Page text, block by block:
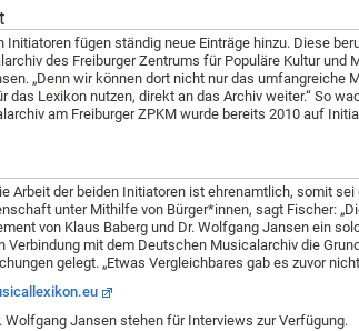
Initiatoren fügen ständig neue Einträge hinzu. Diese
des Freiburger Zentrums für Populäre Kultur und
„Denn wir können dort nicht nur das umfangreiche
Lexikon nutzen, direkt an das Archiv weiter.“ So
am Freiburger ZPKM wurde bereits 2010 auf
Arbeit der beiden Initiatoren ist ehrenamtlich, somit sei
unter Mithilfe von Bürger*innen, sagt Fischer:
von Klaus Baberg und Dr. Wolfgang Jansen ein
mit dem Deutschen Musicalarchiv die
gelegt. „Etwas Vergleichbares gab es zuvor
Wolfgang Jansen stehen für Interviews zur Verfügung.